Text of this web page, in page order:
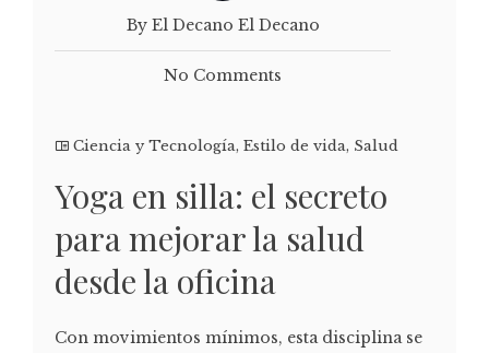
By El Decano El Decano
No Comments
Ciencia y Tecnología, Estilo de vida, Salud
Yoga en silla: el secreto
para mejorar la salud
desde la oficina
Con movimientos mínimos, esta disciplina se